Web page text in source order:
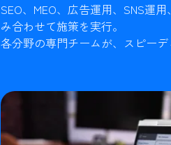
SEO、MEO、広告運用、SNS運
み合わせて施策を実行。
各分野の専門チームが、スピー